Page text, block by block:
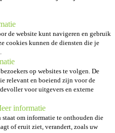
de website kunt navigeren en gebruik
cookies kunnen de diensten die je
op websites te volgen. De
relevant en boeiend zijn voor de
voor uitgevers en externe
informatie
om informatie te onthouden die
of eruit ziet, verandert, zoals uw